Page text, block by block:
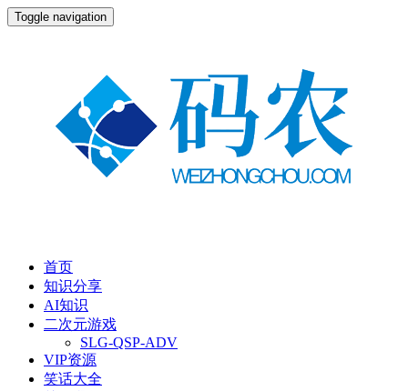
Toggle navigation
首页
知识分享
AI知识
二次元游戏
SLG-QSP-ADV
VIP资源
笑话大全